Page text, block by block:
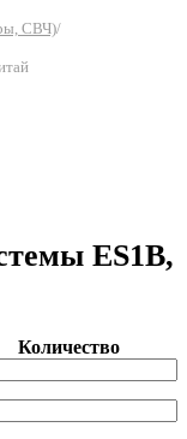
СВЧ)/
ES1B,
Количество